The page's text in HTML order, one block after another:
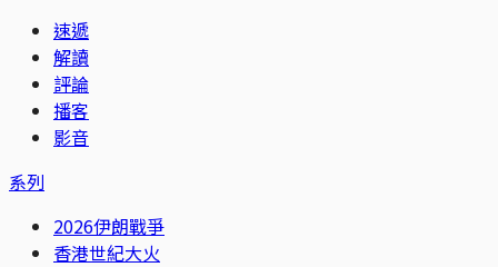
速遞
解讀
評論
播客
影音
系列
2026伊朗戰爭
香港世紀大火